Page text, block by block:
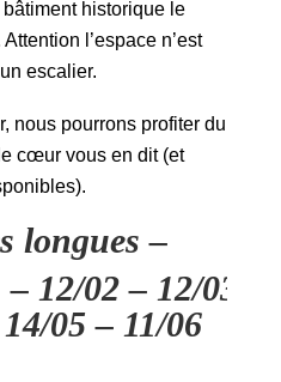
historique le
l’espace n’est
escalier.
nous pourrons profiter du
cœur vous en dit (et
longues –
12/02 – 12/03
05 – 11/06